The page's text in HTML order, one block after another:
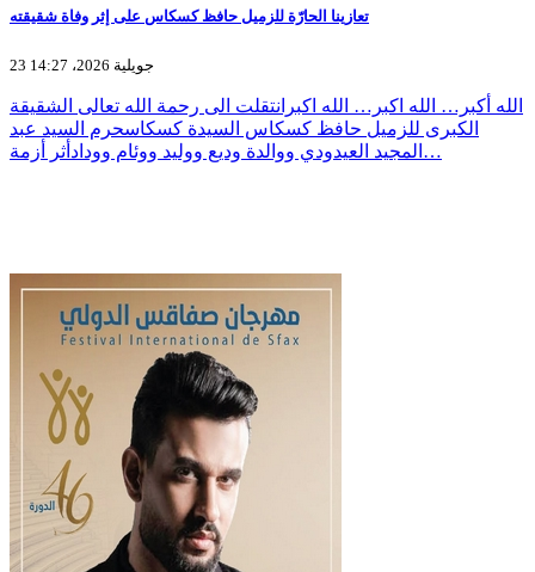
تعازينا الحارّة للزميل حافظ كسكاس على إثر وفاة شقيقته
23 جويلية 2026، 14:27
الله أكبر… الله اكبر… الله اكبرانتقلت الى رحمة الله تعالى الشقيقة
الكبرى للزميل حافظ كسكاس السيدة كسكاسحرم السيد عبد
المجيد العيدودي ووالدة وديع ووليد ووئام وودادأثر أزمة…